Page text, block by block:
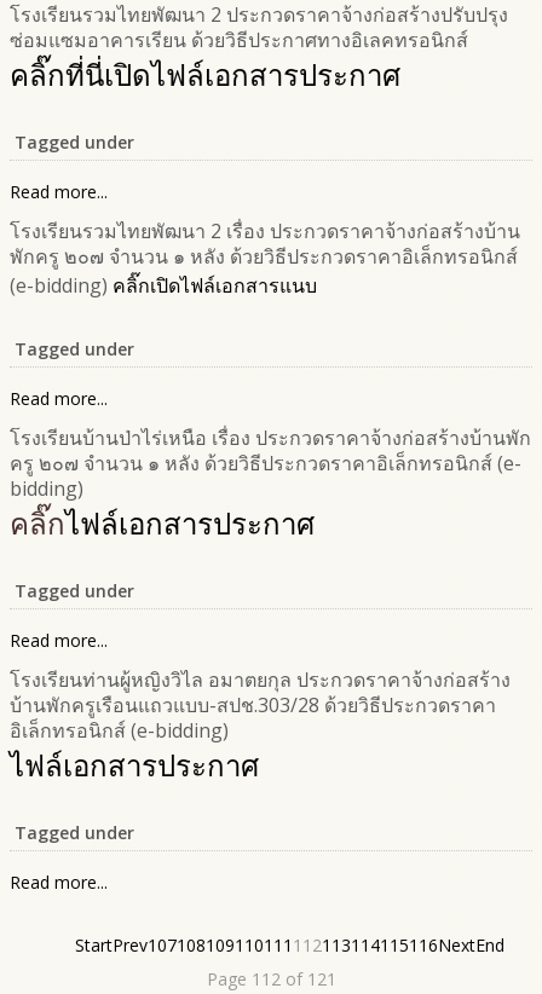
โรงเรียนรวมไทยพัฒนา 2 ประกวดราคาจ้างก่อสร้างปรับปรุง
ซ่อมแซมอาคารเรียน ด้วยวิธีประกาศทางอิเลคทรอนิกส์
คลิ๊กที่นี่เปิดไฟล์เอกสารประกาศ
Tagged under
Read more...
โรงเรียนรวมไทยพัฒนา 2 เรื่อง ประกวดราคาจ้างก่อสร้างบ้าน
พักครู ๒๐๗ จำนวน ๑ หลัง ด้วยวิธีประกวดราคาอิเล็กทรอนิกส์
(e-bidding) คลิ๊กเปิดไฟล์เอกสารแนบ
Tagged under
Read more...
โรงเรียนบ้านป่าไร่เหนือ เรื่อง ประกวดราคาจ้างก่อสร้างบ้านพัก
ครู ๒๐๗ จำนวน ๑ หลัง ด้วยวิธีประกวดราคาอิเล็กทรอนิกส์ (e-
bidding)
คลิ๊กไฟล์เอกสารประกาศ
Tagged under
Read more...
โรงเรียนท่านผู้หญิงวิไล อมาตยกุล ประกวดราคาจ้างก่อสร้าง
บ้านพักครูเรือนแถวแบบ-สปช.303/28 ด้วยวิธีประกวดราคา
อิเล็กทรอนิกส์ (e-bidding)
ไฟล์เอกสารประกาศ
Tagged under
Read more...
StartPrev107108109110111 112113114115116NextEnd
Page 112 of 121